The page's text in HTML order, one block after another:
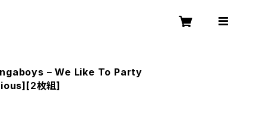
– We Like To Party
枚組]